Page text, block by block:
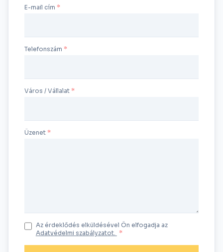
Üzenet
E-mail cím
Telefonszám
Város / Vállalat
Az érdeklődés elküldésével Ön elfogadja az
Adatvédelmi szabályzatot. *